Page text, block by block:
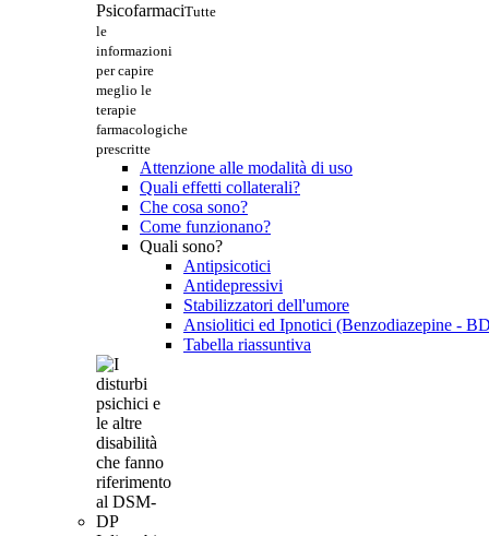
PsicofarmaciTutte
le
informazioni
per capire
meglio le
terapie
farmacologiche
prescritte
Attenzione alle modalità di uso
Quali effetti collaterali?
Che cosa sono?
Come funzionano?
Quali sono?
Antipsicotici
Antidepressivi
Stabilizzatori dell'umore
Ansiolitici ed Ipnotici (Benzodiazepine -
Tabella riassuntiva